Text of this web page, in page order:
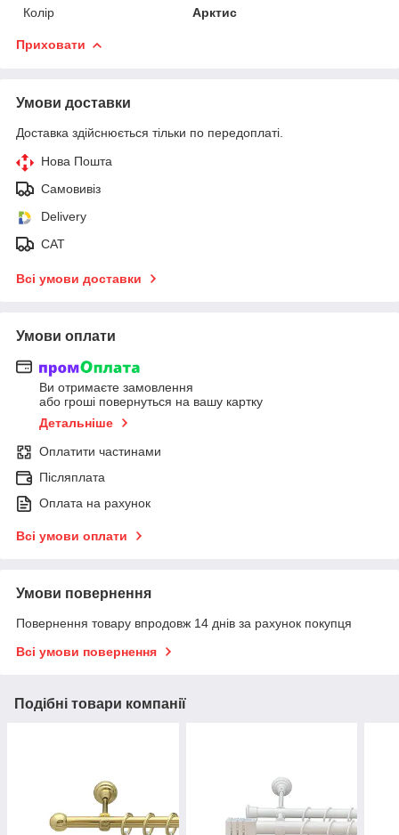
Колір Арктис
Приховати
Умови доставки
Доставка здійснюється тільки по передоплаті.
Нова Пошта
Самовивіз
Delivery
САТ
Всі умови доставки
Умови оплати
Ви отримаєте замовлення
або гроші повернуться на вашу картку
Детальніше
Оплатити частинами
Післяплата
Оплата на рахунок
Всі умови оплати
Умови повернення
Повернення товару впродовж 14 днів за рахунок покупця
Всі умови повернення
Подібні товари компанії